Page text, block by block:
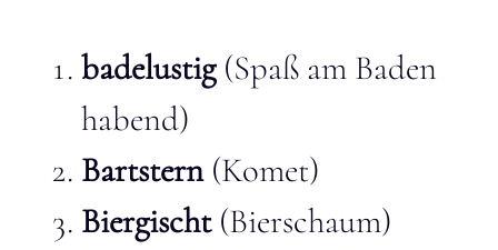
badelustig(Spaß am Baden
habend)
Bartstern(Komet)
Biergischt(Bierschaum)